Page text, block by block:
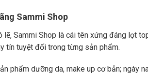
Sammi Shop
lẽ, Sammi Shop là cái tên xứng đáng lọt
tín tuyệt đối trong từng sản phẩm.
phẩm dưỡng da, make up cơ bản; ngày